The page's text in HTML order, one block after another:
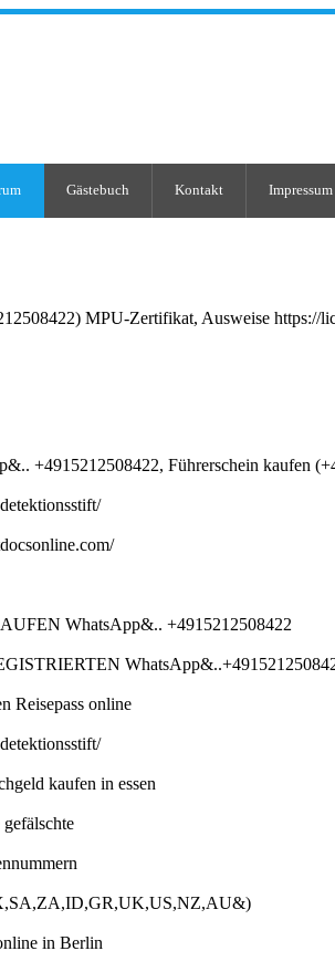
Gästebuch Kontakt Impressum
MPU-Zertifikat, Ausweise
+4915212508422, Führerschein kaufen
WhatsApp&.. +4915212508422
Reisepass online
kaufen in essen
in Berlin